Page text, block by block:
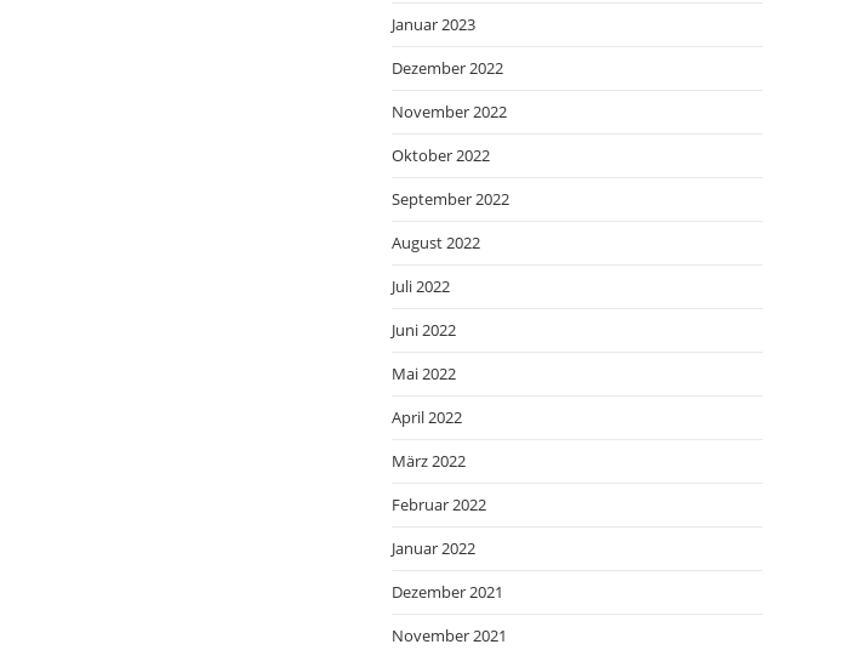
Januar 2023
Dezember 2022
November 2022
Oktober 2022
September 2022
August 2022
Juli 2022
Juni 2022
Mai 2022
April 2022
März 2022
Februar 2022
Januar 2022
Dezember 2021
November 2021